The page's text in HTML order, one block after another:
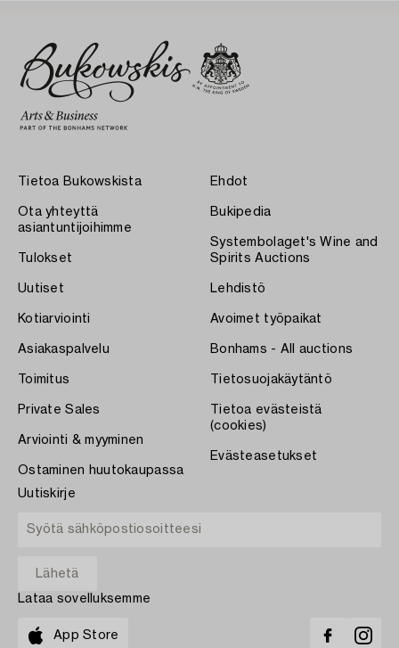
Tietoa Bukowskista
Ota yhteyttä
asiantuntijoihimme
Tulokset
Uutiset
Kotiarviointi
Asiakaspalvelu
Toimitus
Private Sales
Arviointi & myyminen
Ostaminen huutokaupassa
Ehdot
Bukipedia
Systembolaget's Wine and
Spirits Auctions
Lehdistö
Avoimet työpaikat
Bonhams - All auctions
Tietosuojakäytäntö
Tietoa evästeistä
(cookies)
Evästeasetukset
Uutiskirje
Lataa sovelluksemme
App Store